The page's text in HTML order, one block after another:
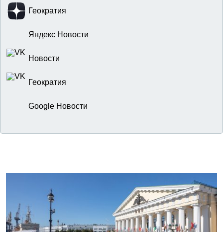
Геократия
Яндекс Новости
Новости
Геократия
Google Новости